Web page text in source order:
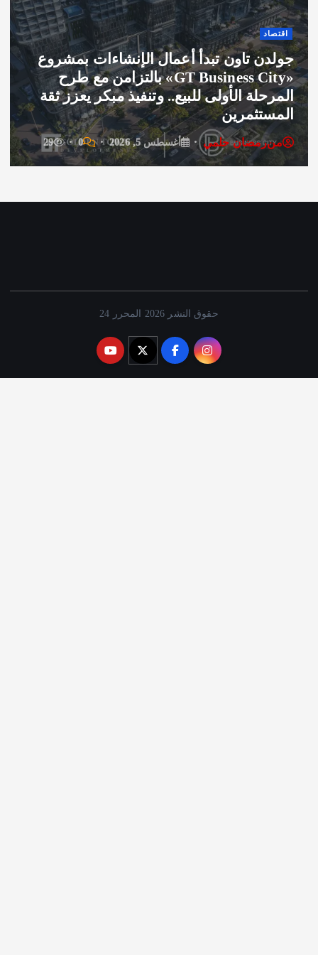
تاون تبدأ أعمال الإنشاءات بمشروع
«GT Business City» بالتزامن مع طرح
الأولى للبيع.. وتنفيذ مبكر يعزز ثقة
رمضان حلمي أغسطس 5, 2026 0
29
فن
من
حقوق النشر 2026 المحرر 24